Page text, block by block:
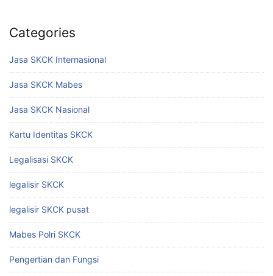
Categories
Jasa SKCK Internasional
Jasa SKCK Mabes
Jasa SKCK Nasional
Kartu Identitas SKCK
Legalisasi SKCK
legalisir SKCK
legalisir SKCK pusat
Mabes Polri SKCK
Pengertian dan Fungsi